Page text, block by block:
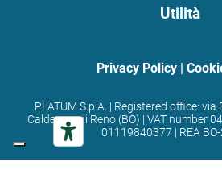
Utilità
Privacy Policy|
PLATUM S.p.A. | Registered office:
Calderara di Reno (BO) | VAT number
01119840377 | REA